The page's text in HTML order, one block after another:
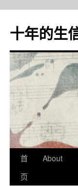
十年的生
跳
至
首
页
About